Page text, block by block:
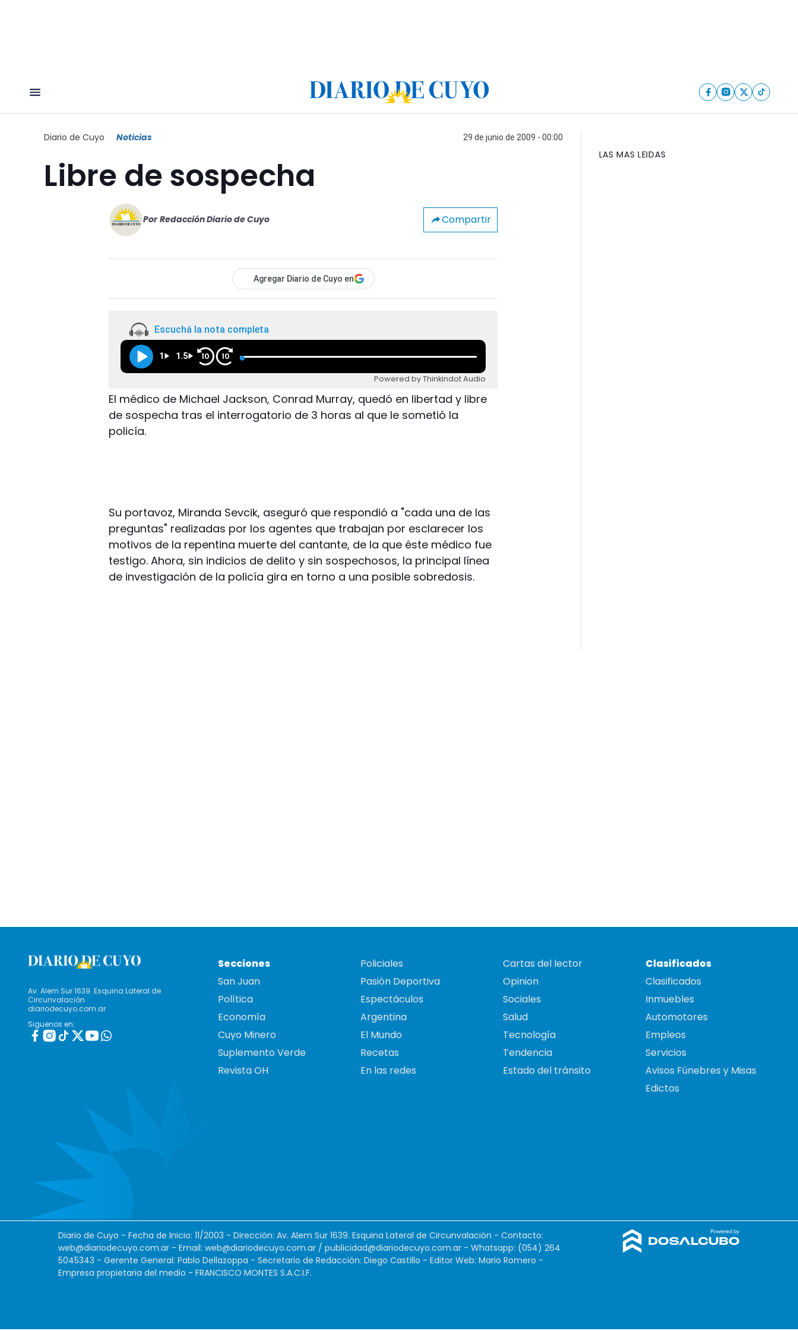
Diario de Cuyo Noticias 29 de junio de 2009 - 00:00
Libre de sospecha
Por Redacción Diario de Cuyo Compartir
Agregar Diario de Cuyo en
Escuchá la nota completa
1 1.5 10 10
Powered by Thinkindot Audio
El médico de Michael Jackson, Conrad Murray, quedó en libertad y libre
de sospecha tras el interrogatorio de 3 horas al que le sometió la
policía.
Su portavoz, Miranda Sevcik, aseguró que respondió a "cada una de las
preguntas" realizadas por los agentes que trabajan por esclarecer los
motivos de la repentina muerte del cantante, de la que éste médico fue
testigo. Ahora, sin indicios de delito y sin sospechosos, la principal línea
de investigación de la policía gira en torno a una posible sobredosis.
LAS MAS LEIDAS
Av. Alem Sur 1639. Esquina Lateral de
Circunvalación
diariodecuyo.com.ar
Siguenos en:
Secciones
San Juan
Política
Economía
Cuyo Minero
Suplemento Verde
Revista OH
Policiales
Pasión Deportiva
Espectáculos
Argentina
El Mundo
Recetas
En las redes
Cartas del lector
Opinion
Sociales
Salud
Tecnología
Tendencia
Estado del tránsito
Clasificados
Clasificados
Inmuebles
Automotores
Empleos
Servicios
Avisos Fúnebres y Misas
Edictos
Diario de Cuyo - Fecha de Inicio: 11/2003 - Dirección: Av. Alem Sur 1639. Esquina Lateral de Circunvalación - Contacto:
web@diariodecuyo.com.ar - Email: web@diariodecuyo.com.ar / publicidad@diariodecuyo.com.ar - Whatsapp: (054) 264
5045343 - Gerente General: Pablo Dellazoppa - Secretario de Redacción: Diego Castillo - Editor Web: Mario Romero -
Empresa propietaria del medio - FRANCISCO MONTES S.A.C.I.F.